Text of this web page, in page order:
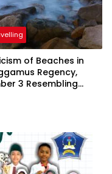
of Beaches in
Regency,
3 Resembling